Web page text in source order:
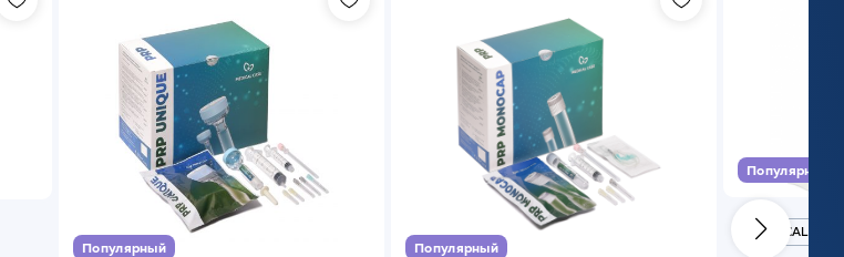
Популярный Популярный
Популярный
MEDICAL CASE